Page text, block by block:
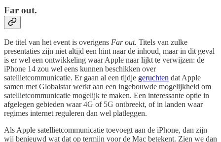
Far out.
De titel van het event is overigens Far out. Titels van zulke
presentaties zijn niet altijd een hint naar de inhoud, maar in dit geval
is er wel een ontwikkeling waar Apple naar lijkt te verwijzen: de
iPhone 14 zou wel eens kunnen beschikken over
satellietcommunicatie. Er gaan al een tijdje geruchten dat Apple
samen met Globalstar werkt aan een ingebouwde mogelijkheid om
satellietcommunicatie mogelijk te maken. Een interessante optie in
afgelegen gebieden waar 4G of 5G ontbreekt, of in landen waar
regimes internet reguleren dan wel platleggen.
Als Apple satellietcommunicatie toevoegt aan de iPhone, dan zijn
wij benieuwd wat dat op termijn voor de Mac betekent. Zien we dan